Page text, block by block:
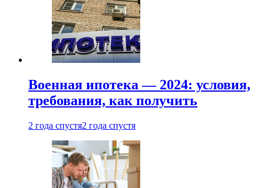
Военная ипотека — 2024: условия,
требования, как получить
2 года спустя2 года спустя